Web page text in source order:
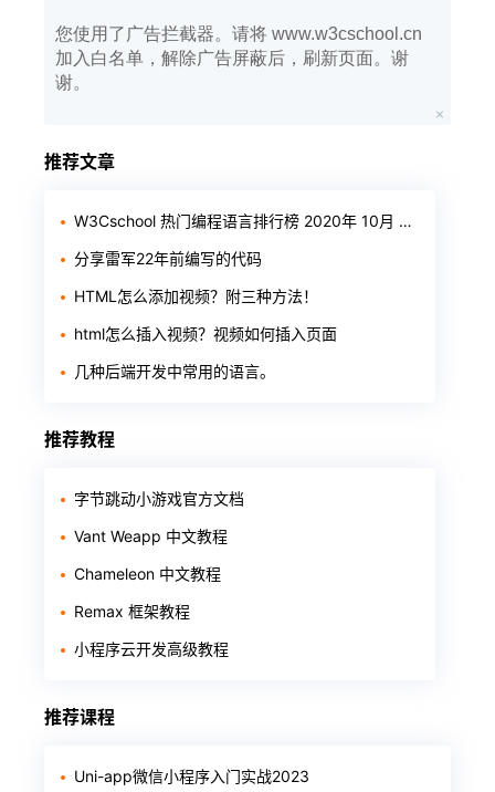
您使用了广告拦截器。请将 www.w3cschool.cn
加入白名单，解除广告屏蔽后，刷新页面。谢
谢。
推荐文章
W3Cschool 热门编程语言排行榜 2020年 10月 TOP10
分享雷军22年前编写的代码
HTML怎么添加视频？附三种方法！
html怎么插入视频？视频如何插入页面
几种后端开发中常用的语言。
推荐教程
字节跳动小游戏官方文档
Vant Weapp 中文教程
Chameleon 中文教程
Remax 框架教程
小程序云开发高级教程
推荐课程
Uni-app微信小程序入门实战2023